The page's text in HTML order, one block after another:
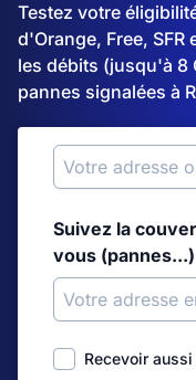
Testez votre
d'Orange, Free, SFR
les débits (jusqu'à 8
pannes signalées à
Suivez la
vous (pannes...)
Recevoir